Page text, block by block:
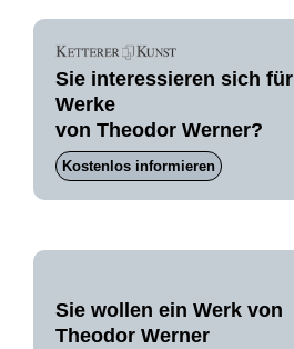
Sie interessieren sich für
Werke
von Theodor Werner?
Kostenlos informieren
Sie wollen ein Werk von
Theodor Werner